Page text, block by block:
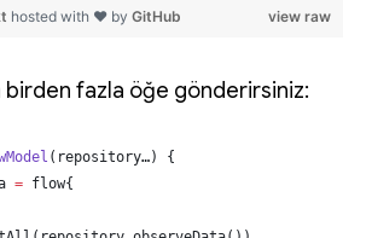
birden fazla öğe gönderirsiniz: